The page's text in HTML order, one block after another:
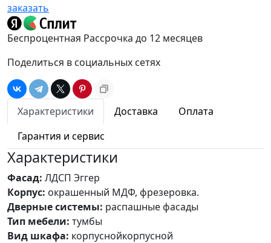
заказать
Беспроцентная Рассрочка до 12 месяцев
Поделиться в социальных сетях
Характеристики Доставка
Оплата
Гарантия и сервис
Характеристики
Фасад: ЛДСП Эггер
Корпус: окрашенный МДФ, фрезеровка.
Дверные системы: распашные фасады
Тип мебели: тумбы
Вид шкафа: корпуснойкорпусной